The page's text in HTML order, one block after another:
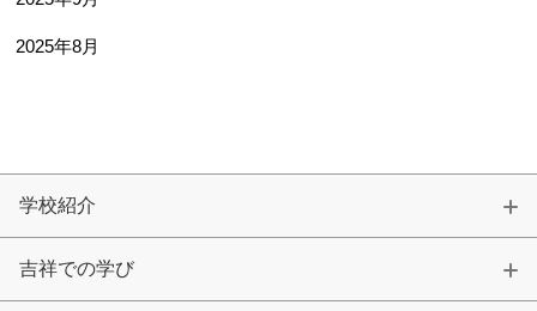
2025年8月
学校紹介
吉祥での学び